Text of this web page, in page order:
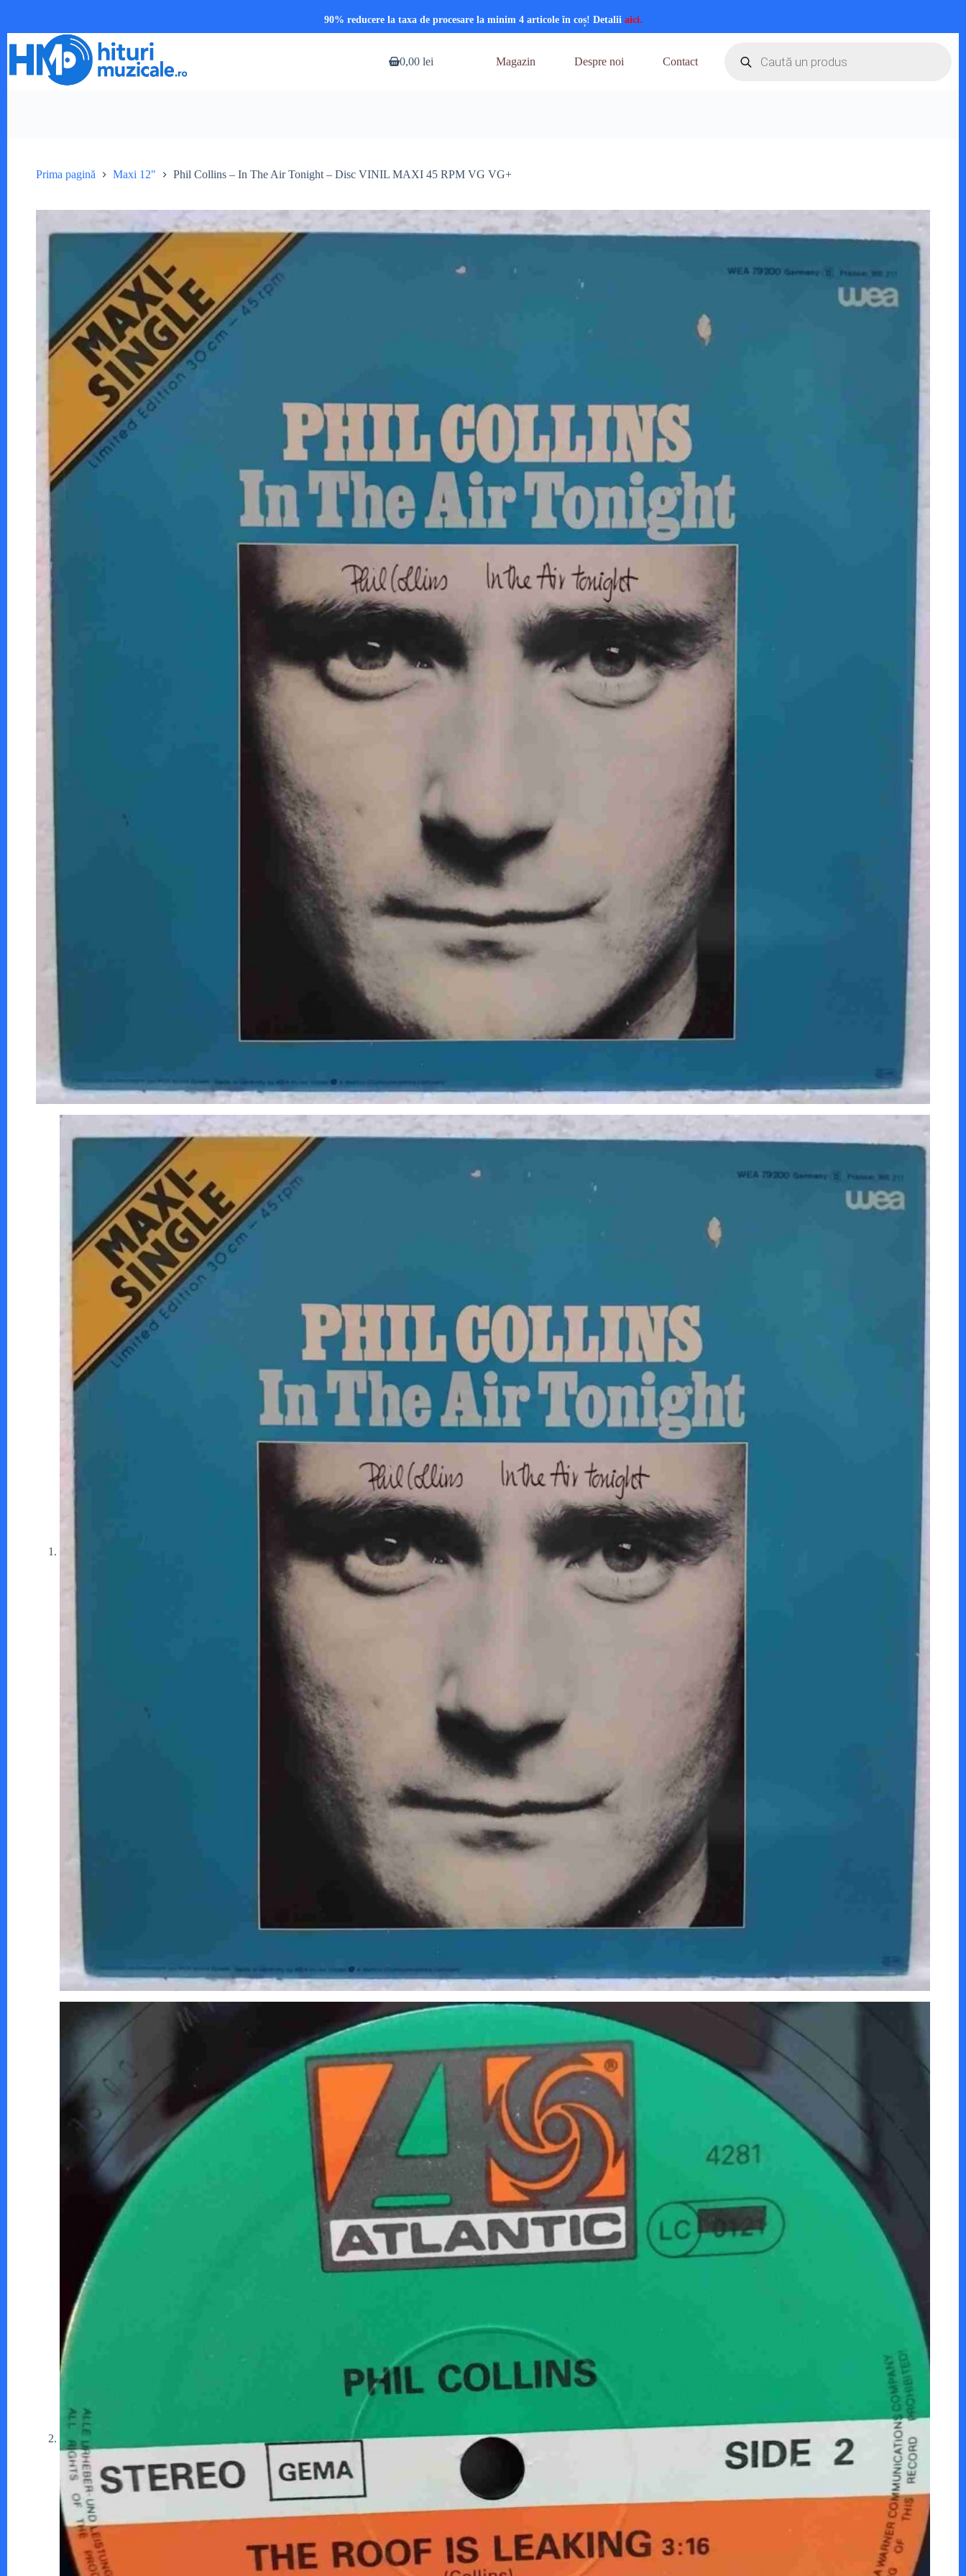
90% reducere la taxa de procesare la minim 4 articole în coș! Detalii aici.
conținut
Coș0,00 lei Magazin Despre noi Contact
search
Prima pagină Maxi 12" Phil Collins – In The Air Tonight – Disc VINIL MAXI 45 RPM VG VG+